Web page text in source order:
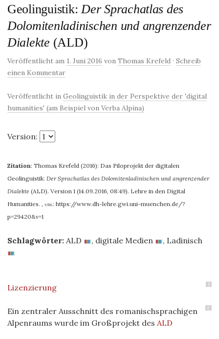
Geolinguistik:Der Sprachatlas des
Dolomitenladinischen und angrenzender
Dialekte (ALD)
Veröffentlicht am 1. Juni 2016 von Thomas Krefeld · Schreib
einen Kommentar
Veröffentlicht in Geolinguistik in der Perspektive der 'digital
humanities' (am Beispiel von Verba Alpina)
Version:
Zitation: Thomas Krefeld (2016): Das Piloprojekt der digitalen
Geolinguistik: Der Sprachatlas des Dolomitenladinischen und angrenzender
Dialekte (ALD). Version 1 (14.09.2016, 08:49). Lehre in den Digital
Humanities. , url: https://www.dh-lehre.gwi.uni-muenchen.de/?
p=29420&v=1
Schlagwörter: ALD , digitale Medien , Ladinisch
1
Lizenzierung
2
Ein zentraler Ausschnitt des romanischsprachigen
Alpenraums wurde im Großprojekt des ALD